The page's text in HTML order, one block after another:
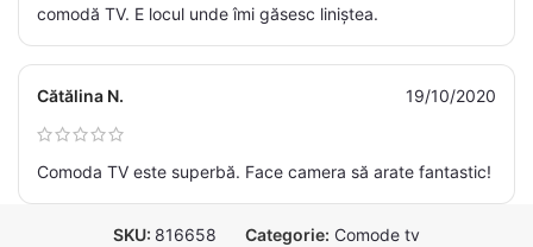
comodă TV. E locul unde îmi găsesc liniștea.
Cătălina N. 19/10/2020
Comoda TV este superbă. Face camera să arate fantastic!
SKU: 816658 Categorie: Comode tv